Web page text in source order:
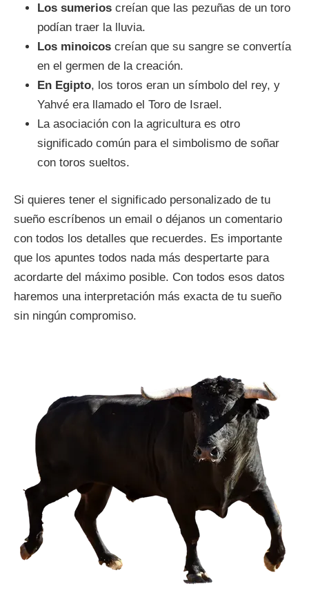
Los sumerios creían que las pezuñas de un toro
podían traer la lluvia.
Los minoicos creían que su sangre se convertía
en el germen de la creación.
En Egipto, los toros eran un símbolo del rey, y
Yahvé era llamado el Toro de Israel.
La asociación con la agricultura es otro
significado común para el simbolismo de soñar
con toros sueltos.
Si quieres tener el significado personalizado de tu
sueño escríbenos un email o déjanos un comentario
con todos los detalles que recuerdes. Es importante
que los apuntes todos nada más despertarte para
acordarte del máximo posible. Con todos esos datos
haremos una interpretación más exacta de tu sueño
sin ningún compromiso.